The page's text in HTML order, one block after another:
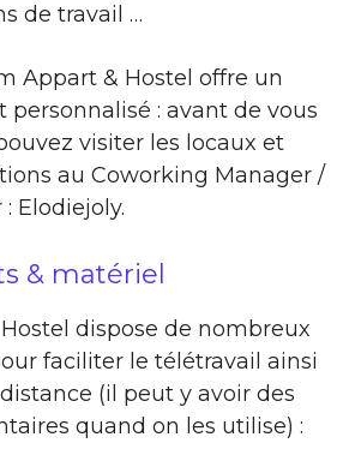
de travail …
Appart & Hostel offre un
personnalisé : avant de vous
visiter les locaux et
au Coworking Manager /
Elodiejoly.
& matériel
dispose de nombreux
faciliter le télétravail ainsi
(il peut y avoir des
quand on les utilise) :